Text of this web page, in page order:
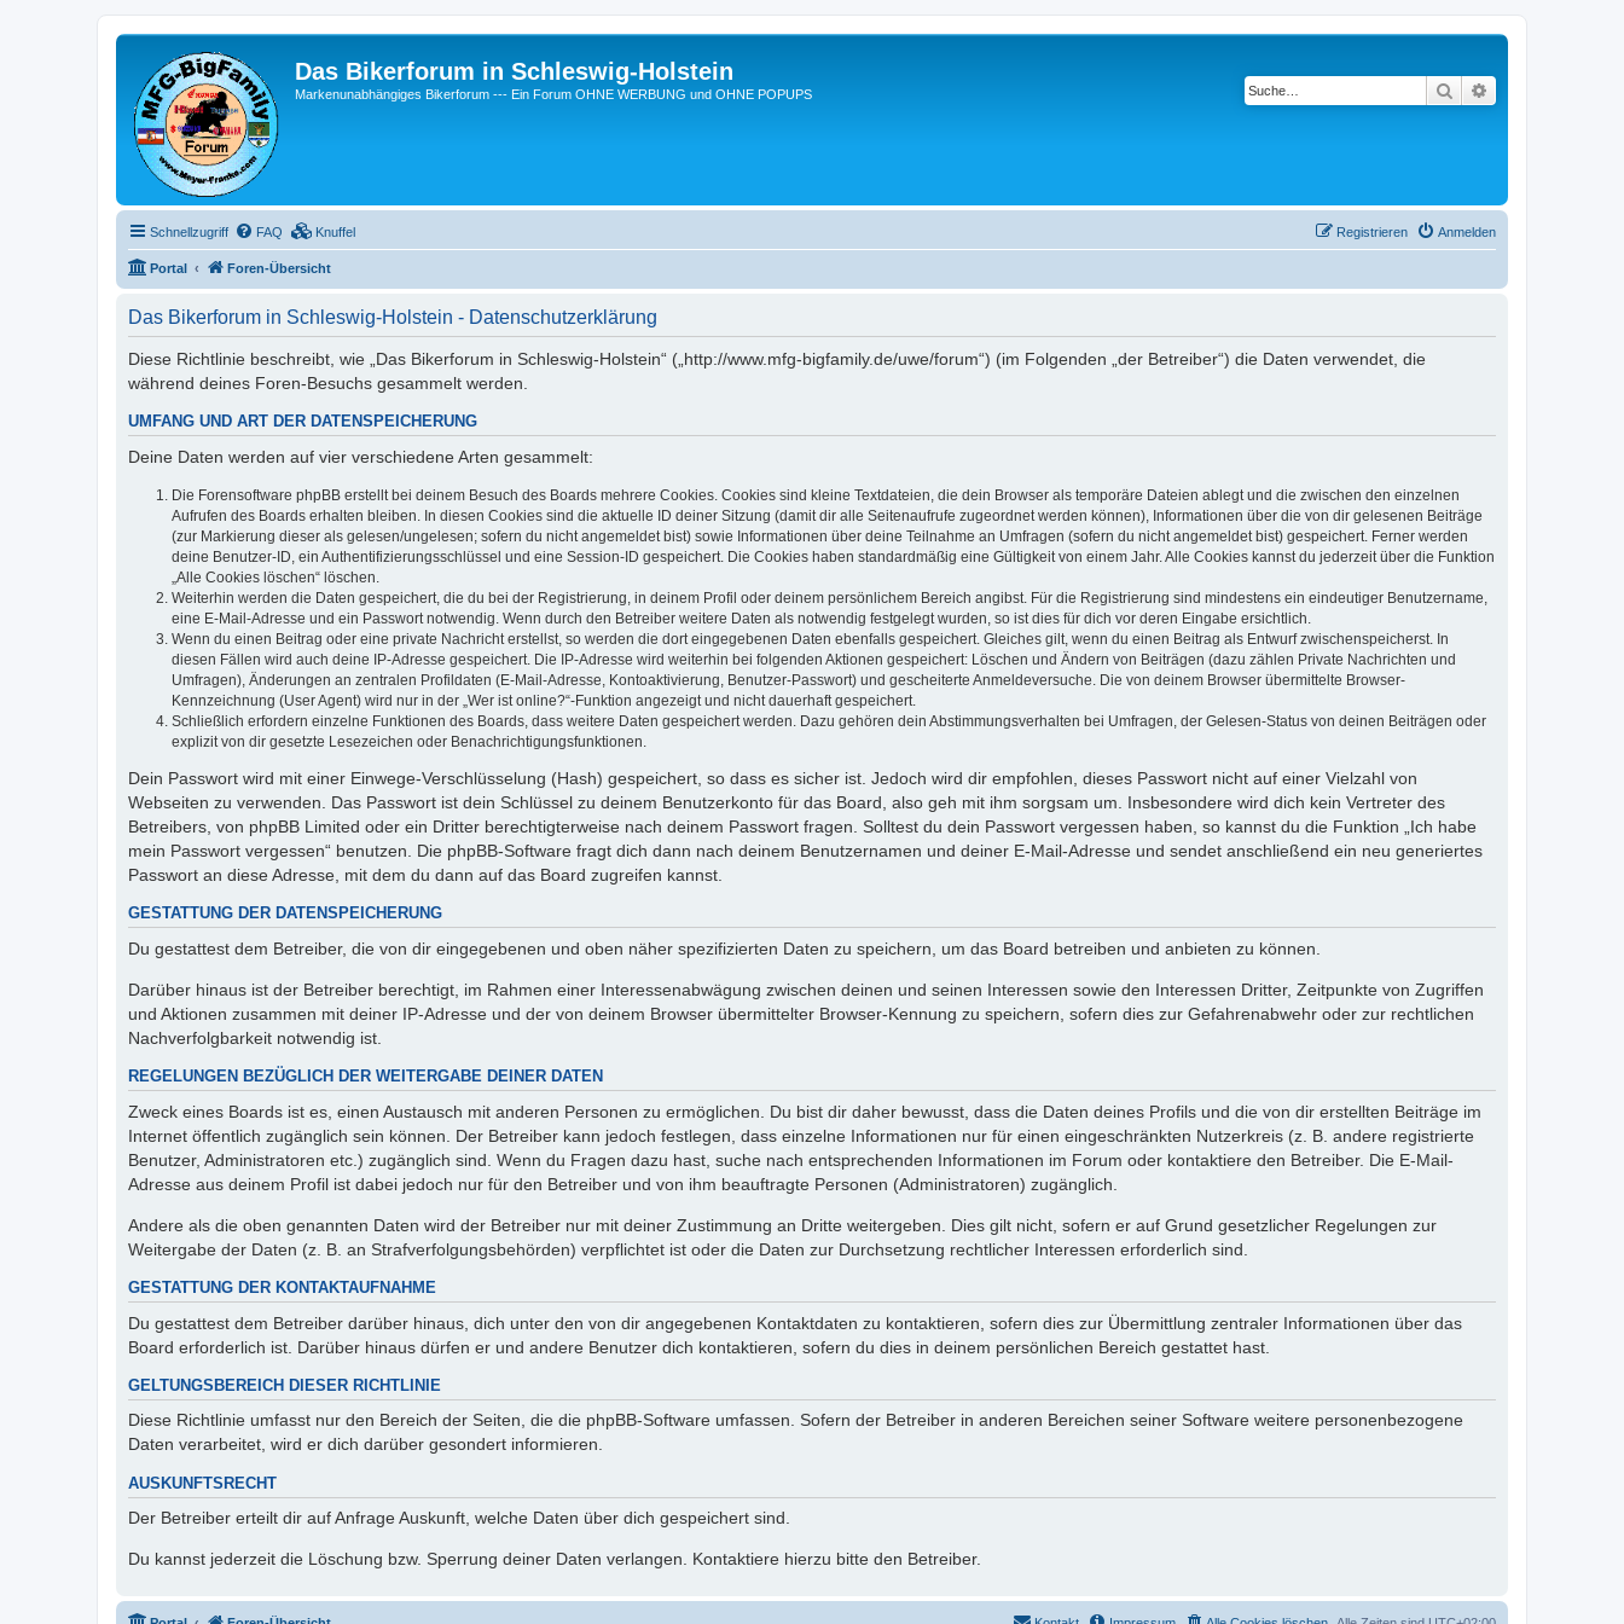
Das Bikerforum in Schleswig-Holstein
Markenunabhängiges Bikerforum --- Ein Forum OHNE WERBUNG und OHNE POPUPS Suche
Schnellzugriff FAQ Knuffel Anmelden
Registrieren
Portal Foren-Übersicht
Das Bikerforum in Schleswig-Holstein - Datenschutzerklärung
Diese Richtlinie beschreibt, wie „Das Bikerforum in Schleswig-Holstein“ („http://www.mfg-bigfamily.de/uwe/forum“) (im Folgenden „der Betreiber“) die Daten verwendet, die
während deines Foren-Besuchs gesammelt werden.
UMFANG UND ART DER DATENSPEICHERUNG
Deine Daten werden auf vier verschiedene Arten gesammelt:
Die Forensoftware phpBB erstellt bei deinem Besuch des Boards mehrere Cookies. Cookies sind kleine Textdateien, die dein Browser als temporäre Dateien ablegt und die zwischen den einzelnen
Aufrufen des Boards erhalten bleiben. In diesen Cookies sind die aktuelle ID deiner Sitzung (damit dir alle Seitenaufrufe zugeordnet werden können), Informationen über die von dir gelesenen Beiträge
(zur Markierung dieser als gelesen/ungelesen; sofern du nicht angemeldet bist) sowie Informationen über deine Teilnahme an Umfragen (sofern du nicht angemeldet bist) gespeichert. Ferner werden
deine Benutzer-ID, ein Authentifizierungsschlüssel und eine Session-ID gespeichert. Die Cookies haben standardmäßig eine Gültigkeit von einem Jahr. Alle Cookies kannst du jederzeit über die Funktion
„Alle Cookies löschen“ löschen.
Weiterhin werden die Daten gespeichert, die du bei der Registrierung, in deinem Profil oder deinem persönlichem Bereich angibst. Für die Registrierung sind mindestens ein eindeutiger Benutzername,
eine E-Mail-Adresse und ein Passwort notwendig. Wenn durch den Betreiber weitere Daten als notwendig festgelegt wurden, so ist dies für dich vor deren Eingabe ersichtlich.
Wenn du einen Beitrag oder eine private Nachricht erstellst, so werden die dort eingegebenen Daten ebenfalls gespeichert. Gleiches gilt, wenn du einen Beitrag als Entwurf zwischenspeicherst. In
diesen Fällen wird auch deine IP-Adresse gespeichert. Die IP-Adresse wird weiterhin bei folgenden Aktionen gespeichert: Löschen und Ändern von Beiträgen (dazu zählen Private Nachrichten und
Umfragen), Änderungen an zentralen Profildaten (E-Mail-Adresse, Kontoaktivierung, Benutzer-Passwort) und gescheiterte Anmeldeversuche. Die von deinem Browser übermittelte Browser-
Kennzeichnung (User Agent) wird nur in der „Wer ist online?“-Funktion angezeigt und nicht dauerhaft gespeichert.
Schließlich erfordern einzelne Funktionen des Boards, dass weitere Daten gespeichert werden. Dazu gehören dein Abstimmungsverhalten bei Umfragen, der Gelesen-Status von deinen Beiträgen oder
explizit von dir gesetzte Lesezeichen oder Benachrichtigungsfunktionen.
Dein Passwort wird mit einer Einwege-Verschlüsselung (Hash) gespeichert, so dass es sicher ist. Jedoch wird dir empfohlen, dieses Passwort nicht auf einer Vielzahl von
Webseiten zu verwenden. Das Passwort ist dein Schlüssel zu deinem Benutzerkonto für das Board, also geh mit ihm sorgsam um. Insbesondere wird dich kein Vertreter des
Betreibers, von phpBB Limited oder ein Dritter berechtigterweise nach deinem Passwort fragen. Solltest du dein Passwort vergessen haben, so kannst du die Funktion „Ich habe
mein Passwort vergessen“ benutzen. Die phpBB-Software fragt dich dann nach deinem Benutzernamen und deiner E-Mail-Adresse und sendet anschließend ein neu generiertes
Passwort an diese Adresse, mit dem du dann auf das Board zugreifen kannst.
GESTATTUNG DER DATENSPEICHERUNG
Du gestattest dem Betreiber, die von dir eingegebenen und oben näher spezifizierten Daten zu speichern, um das Board betreiben und anbieten zu können.
Darüber hinaus ist der Betreiber berechtigt, im Rahmen einer Interessenabwägung zwischen deinen und seinen Interessen sowie den Interessen Dritter, Zeitpunkte von Zugriffen
und Aktionen zusammen mit deiner IP-Adresse und der von deinem Browser übermittelter Browser-Kennung zu speichern, sofern dies zur Gefahrenabwehr oder zur rechtlichen
Nachverfolgbarkeit notwendig ist.
REGELUNGEN BEZÜGLICH DER WEITERGABE DEINER DATEN
Zweck eines Boards ist es, einen Austausch mit anderen Personen zu ermöglichen. Du bist dir daher bewusst, dass die Daten deines Profils und die von dir erstellten Beiträge im
Internet öffentlich zugänglich sein können. Der Betreiber kann jedoch festlegen, dass einzelne Informationen nur für einen eingeschränkten Nutzerkreis (z. B. andere registrierte
Benutzer, Administratoren etc.) zugänglich sind. Wenn du Fragen dazu hast, suche nach entsprechenden Informationen im Forum oder kontaktiere den Betreiber. Die E-Mail-
Adresse aus deinem Profil ist dabei jedoch nur für den Betreiber und von ihm beauftragte Personen (Administratoren) zugänglich.
Andere als die oben genannten Daten wird der Betreiber nur mit deiner Zustimmung an Dritte weitergeben. Dies gilt nicht, sofern er auf Grund gesetzlicher Regelungen zur
Weitergabe der Daten (z. B. an Strafverfolgungsbehörden) verpflichtet ist oder die Daten zur Durchsetzung rechtlicher Interessen erforderlich sind.
GESTATTUNG DER KONTAKTAUFNAHME
Du gestattest dem Betreiber darüber hinaus, dich unter den von dir angegebenen Kontaktdaten zu kontaktieren, sofern dies zur Übermittlung zentraler Informationen über das
Board erforderlich ist. Darüber hinaus dürfen er und andere Benutzer dich kontaktieren, sofern du dies in deinem persönlichen Bereich gestattet hast.
GELTUNGSBEREICH DIESER RICHTLINIE
Diese Richtlinie umfasst nur den Bereich der Seiten, die die phpBB-Software umfassen. Sofern der Betreiber in anderen Bereichen seiner Software weitere personenbezogene
Daten verarbeitet, wird er dich darüber gesondert informieren.
AUSKUNFTSRECHT
Der Betreiber erteilt dir auf Anfrage Auskunft, welche Daten über dich gespeichert sind.
Du kannst jederzeit die Löschung bzw. Sperrung deiner Daten verlangen. Kontaktiere hierzu bitte den Betreiber.